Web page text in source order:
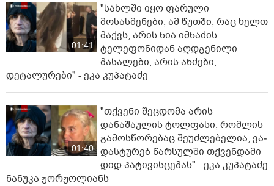
01:41
"სახლში იყო ფარული
მოსასმენები, ამ წუთში, რაც ხელთ
მაქვს, არის ნია იმნაძის
ტელეფონიდან აღდგენილი
მასალები, არის ანძები,
დეტალურები" - ეკა კუპატაძე
01:40
"თქვენი შეცდომა არის
დანაშაულის ტოლფასი, რომ­ლის
გა­მოს­წო­რე­ბაც შე­უძ­ლე­ბე­ლია, ვა­
დას­ტუ­რებ წარ­სულ­ში თქვენ­და­მი
დიდ პა­ტი­ვის­ცე­მას" - ეკა კუპატაძე
ნანუკა ჟორჟოლიანს